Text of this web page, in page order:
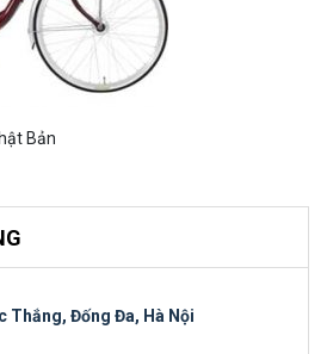
Bản
Thắng, Đống Đa, Hà Nội